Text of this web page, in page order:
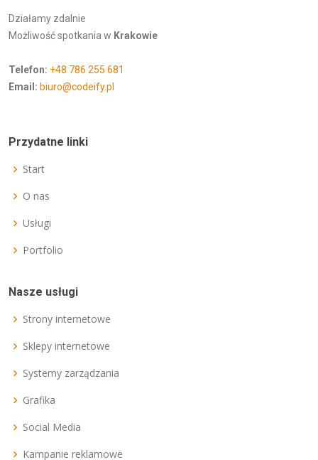
Działamy zdalnie
Możliwość spotkania w Krakowie
Telefon: +48 786 255 681
Email: biuro@codeify.pl
Przydatne linki
Start
O nas
Usługi
Portfolio
Nasze usługi
Strony internetowe
Sklepy internetowe
Systemy zarządzania
Grafika
Social Media
Kampanie reklamowe